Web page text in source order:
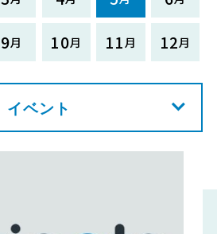
9 10 11 12
イベント